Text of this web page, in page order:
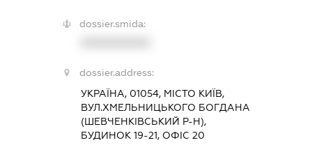
dossier.smida:
dossier.address:
УКРАЇНА, 01054, МІСТО КИЇВ,
ВУЛ.ХМЕЛЬНИЦЬКОГО БОГДАНА
(ШЕВЧЕНКІВСЬКИЙ Р-Н),
БУДИНОК 19-21, ОФІС 20